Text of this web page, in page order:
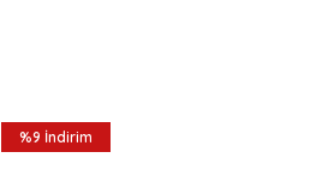
%9 İndirim